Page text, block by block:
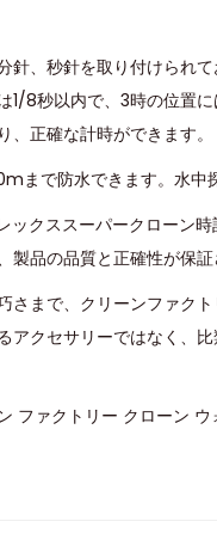
針、秒針を取り付けられ
1/8秒以内で、3時の位置
正確な計時ができます。
まで防水できます。水中
クススーパークローン
品の品質と正確性が保証
さまで、クリーンファク
アクセサリーではなく、
ファクトリー クローン ウ